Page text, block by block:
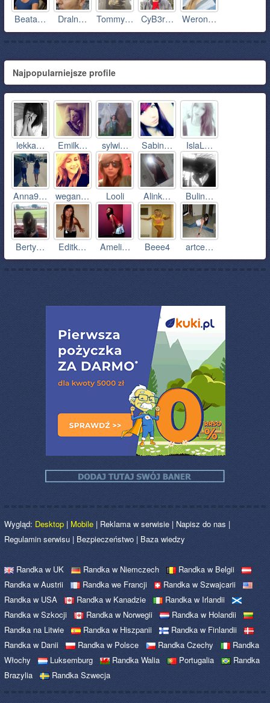
Beata… Draln… Tommy… CyB3r… Weron…
Najpopularniejsze profile
lekka… Emilk… sylwi… Sabin… IslaL…
Anna9… wegan… Looli Alink… Bulin…
Berty… Editk… Ameli… Beee4 artce…
Wygląd: Desktop | Mobile | Reklama w serwisie | Napisz do nas |
Regulamin serwisu | Bezpieczeństwo | Baza wiedzy
Randka w UK Randka w Niemczech
Randka w Belgii
Randka w Austrii
Randka we Francji
Randka w Szwajcarii
Randka w USA
Randka w Kanadzie
Randka w Irlandii
Randka w Szkocji
Randka w Norwegii
Randka w Holandii
Randka na Litwie
Randka w Hiszpanii
Randka w Finlandii
Randka w Danii
Randka w Polsce Randka Czechy
Randka
Włochy
Luksemburg Randka Walia Portugalia
Randka
Brazylia
Randka Szwecja